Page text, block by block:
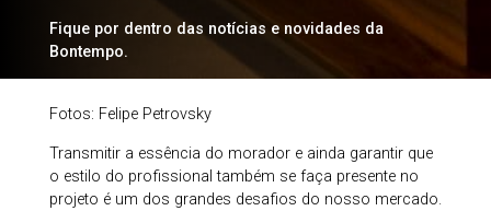
Fique por dentro das notícias e novidades da
Bontempo.
Fotos: Felipe Petrovsky
Transmitir a essência do morador e ainda garantir que
o estilo do profissional também se faça presente no
projeto é um dos grandes desafios do nosso mercado.